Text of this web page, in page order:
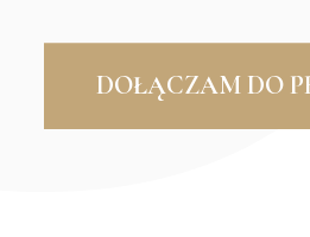
DOŁĄCZAM DO